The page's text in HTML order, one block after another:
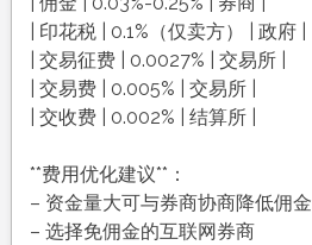
| 印花税 | 0.1%（仅卖方） | 政府 |
| 交易征费 | 0.0027% | 交易所 |
| 交易费 | 0.005% | 交易所 |
| 交收费 | 0.002% | 结算所 |
**费用优化建议**：
– 资金量大可与券商协商降低佣金
– 选择免佣金的互联网券商